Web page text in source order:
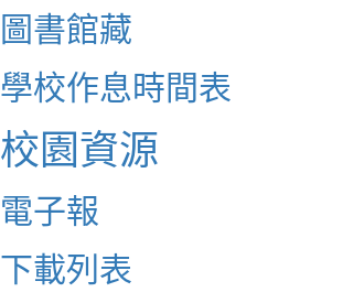
圖書館藏
學校作息時間表
校園資源
電子報
下載列表